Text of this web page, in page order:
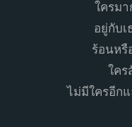
ใครม
อยู่กับ
ร้อนหรื
ใคร
ไม่มีใครอีก